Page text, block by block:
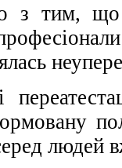
з тим,
людей